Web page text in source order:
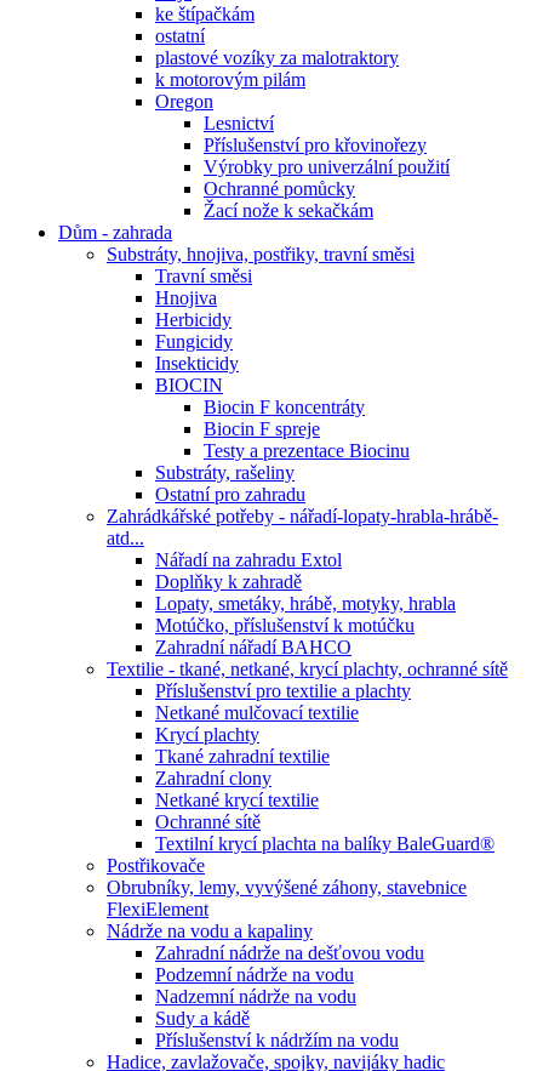
ke štípačkám
ostatní
plastové vozíky za malotraktory
k motorovým pilám
Oregon
Lesnictví
Příslušenství pro křovinořezy
Výrobky pro univerzální použití
Ochranné pomůcky
Žací nože k sekačkám
Dům - zahrada
Substráty, hnojiva, postřiky, travní směsi
Travní směsi
Hnojiva
Herbicidy
Fungicidy
Insekticidy
BIOCIN
Biocin F koncentráty
Biocin F spreje
Testy a prezentace Biocinu
Substráty, rašeliny
Ostatní pro zahradu
Zahrádkářské potřeby - nářadí-lopaty-hrabla-hrábě-
atd...
Nářadí na zahradu Extol
Doplňky k zahradě
Lopaty, smetáky, hrábě, motyky, hrabla
Motúčko, příslušenství k motúčku
Zahradní nářadí BAHCO
Textilie - tkané, netkané, krycí plachty, ochranné sítě
Příslušenství pro textilie a plachty
Netkané mulčovací textilie
Krycí plachty
Tkané zahradní textilie
Zahradní clony
Netkané krycí textilie
Ochranné sítě
Textilní krycí plachta na balíky BaleGuard®
Postřikovače
Obrubníky, lemy, vyvýšené záhony, stavebnice
FlexiElement
Nádrže na vodu a kapaliny
Zahradní nádrže na dešťovou vodu
Podzemní nádrže na vodu
Nadzemní nádrže na vodu
Sudy a kádě
Příslušenství k nádržím na vodu
Hadice, zavlažovače, spojky, navijáky hadic